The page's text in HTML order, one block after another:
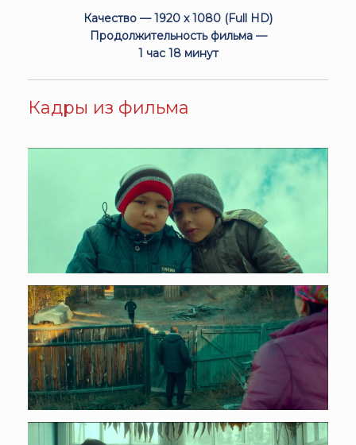
Качество — 1920 x 1080 (Full HD)
Продолжительность фильма —
1 час 18 минут
Кадры из фильма